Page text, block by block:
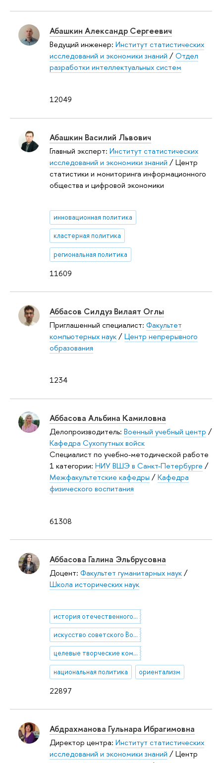
12049
Абашкин Александр Сергеевич
Ведущий инженер: Институт статистических
исследований и экономики знаний /Отдел
разработки интеллектуальных систем
11609
Абашкин Василий Львович
Главный эксперт: Институт статистических
исследований и экономики знаний / Центр
статистики и мониторинга информационного
общества и цифровой экономики
инновационная политика
кластерная политика
региональная политика
1234
Аббасов Силдуз Вилаят Оглы
Приглашенный специалист: Факультет
компьютерных наук/Центр непрерывного
образования
61308
Аббасова Альбина Камиловна
Делопроизводитель: Военный учебный центр /
Кафедра Сухопутных войск
Специалист по учебно-методической работе
1 категории: НИУ ВШЭ в Санкт-Петербурге /
Межфакультетские кафедры /Кафедра
физического воспитания
22897
Аббасова Галина Эльбрусовна
Доцент: Факультет гуманитарных наук/
Школа исторических наук
история отечественного и зарубежного искусства XX века
искусство советского Востока
целевые творческие командировки
национальная политика ориентализм
Абдрахманова Гульнара Ибрагимовна
Директор центра: Институт статистических
исследований и экономики знаний / Центр